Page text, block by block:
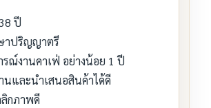
ปี
าปริญญาตรี
ณ์งานคาเฟ่ อย่างน้อย 1 ปี
นและนำเสนอสินค้าได้ดี
กภาพดี